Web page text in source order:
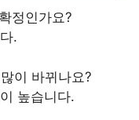
정인가요?
.
이 바뀌나요?
높습니다.